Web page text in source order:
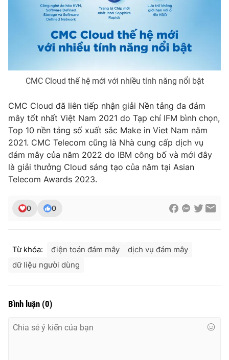
CMC Cloud thế hệ mới với nhiều tính năng nổi bật
CMC Cloud đã liên tiếp nhận giải Nền tảng đa đám
mây tốt nhất Việt Nam 2021 do Tạp chí IFM bình chọn,
Top 10 nền tảng số xuất sắc Make in Viet Nam năm
2021. CMC Telecom cũng là Nhà cung cấp dịch vụ
đám mây của năm 2022 do IBM công bố và mới đây
là giải thưởng Cloud sáng tạo của năm tại Asian
Telecom Awards 2023.
0 0
Từ khóa: điện toán đám mây
dịch vụ đám mây
dữ liệu người dùng
Bình luận (0)